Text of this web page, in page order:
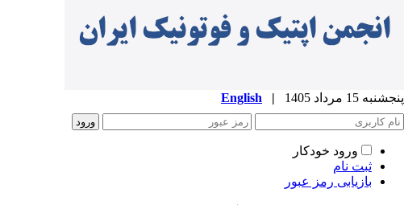
پنجشنبه 15 مرداد 1405 |
English
ورود خودکار
ثبت نام
بازیابی رمز عبور